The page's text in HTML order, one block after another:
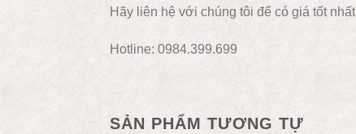
Hãy liên hệ với chúng tôi để có giá tốt nhất
Hotline: 0984.399.699
SẢN PHẨM TƯƠNG TỰ